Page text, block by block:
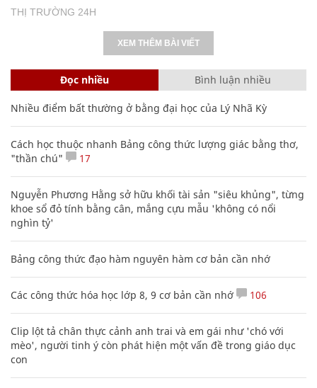
THỊ TRƯỜNG 24H
XEM THÊM BÀI VIẾT
Đọc nhiều Bình luận nhiều
Nhiều điểm bất thường ở bằng đại học của Lý Nhã Kỳ
Cách học thuộc nhanh Bảng công thức lượng giác bằng thơ,
"thần chú"
17
Nguyễn Phương Hằng sở hữu khối tài sản "siêu khủng", từng
khoe sổ đỏ tính bằng cân, mắng cựu mẫu 'không có nổi
nghìn tỷ'
Bảng công thức đạo hàm nguyên hàm cơ bản cần nhớ
Các công thức hóa học lớp 8, 9 cơ bản cần nhớ 106
Clip lột tả chân thực cảnh anh trai và em gái như 'chó với
mèo', người tinh ý còn phát hiện một vấn đề trong giáo dục
con